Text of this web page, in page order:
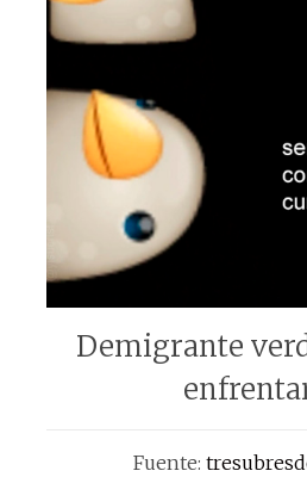
Demigrante
Fuente: